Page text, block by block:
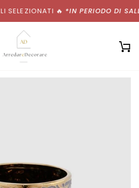
🔥*IN PERIODO DI